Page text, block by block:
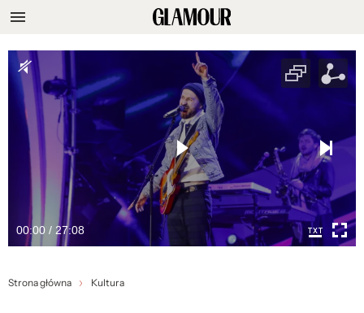
00:00 / 27:08
Strona główna Kultura